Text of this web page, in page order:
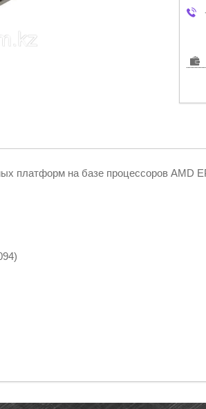
платформ на базе процессоров AMD